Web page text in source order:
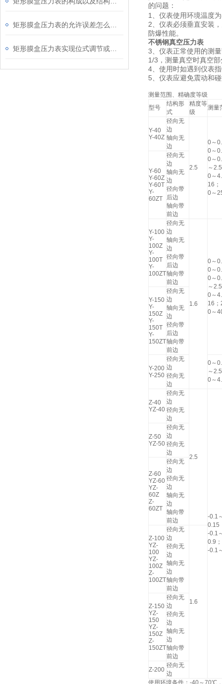
的问题：
1 、仪表使用环境温度为
2、仪表必须垂直安装
防爆性能。
不锈钢真空压力表
3、仪表正常使用的测
1/3 ，测量真空时真空
4、使用时如遇到仪表
5、仪表应避免震动和
测量范围、精确度等级
型号
结构形
式
精度等
级
测量
Y-40
Y-40Z
径向无
边
轴向无
边
2.5
0～
0～
0～
～
0～
16；
0～
Y-60
Y-60Z
Y-60T
Y-
60ZT
径向无
边
轴向无
边
径向带
后边
轴向带
前边
Y-100
Y-
100Z
Y-
100T
Y-
100ZT
径向无
边
轴向无
边
径向带
后边
轴向带
前边
1.6
0～
0～
0～
～
0～
16；
0～
Y-150
Y-
150Z
Y-
150T
Y-
150ZT
径向无
边
轴向无
边
径向带
后边
轴向带
前边
Y-200
Y-250
径向无
边
径向无
边
0～
～
0～
Z-40
YZ-40
径向无
边
径向无
边
2.5
-0.1
0.15
-0.1
0.9；
-0.1
Z-50
YZ-50
径向无
边
径向无
边
Z-60
YZ-60
YZ-
60Z
Z-
60ZT
径向无
边
径向无
边
轴向无
边
轴向带
前边
Z-100
YZ-
100
YZ-
100Z
Z-
100ZT
径向无
边
径向无
边
轴向无
边
轴向带
前边
1.6
Z-150
YZ-
150
YZ-
150Z
Z-
150ZT
径向无
边
径向无
边
轴向无
边
轴向带
前边
Z-200
径向无
边
使用环境条件：-40～70℃